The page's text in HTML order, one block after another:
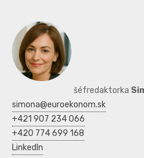
šéfredaktorka
simona@euroekonom.sk
+421 907 234 066
+420 774 699 168
LinkedIn